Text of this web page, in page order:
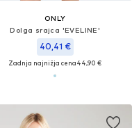
ONLY
Dolga srajca 'EVELINE'
40,41 €
Zadnja najnižja cena44,90 €